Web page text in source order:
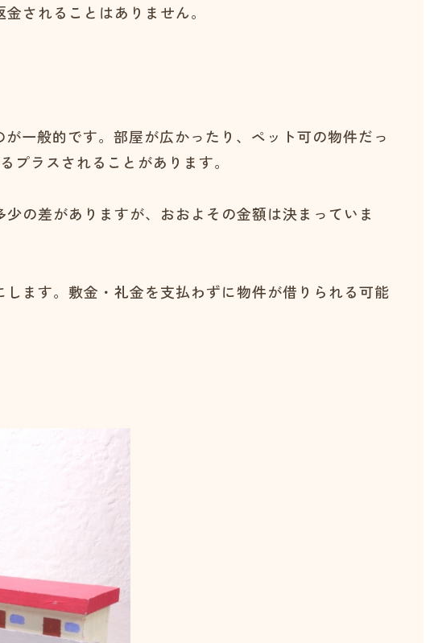
されることはありません。
一般的です。部屋が広かったり、ペット可の物件だっ
ラスされることがあります。
の差がありますが、おおよその金額は決まっていま
ます。敷金・礼金を支払わずに物件が借りられる可能